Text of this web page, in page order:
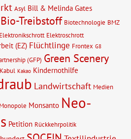
Asyl Bill & Melinda Gates
Bio-Treibstoff Biotechnologie BMZ
Elektronikschrott Elektroschrott
(EZ) Flüchtlinge Frontex G8
(GFP) Green Scenery
Kabul Kakao Kindernothilfe
Landwirtschaft Medien
Monopole Monsanto Neo-
Petition Rückkehrpolitik